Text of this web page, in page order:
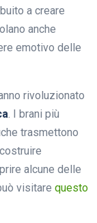
a creare
anche
emotivo delle
rivoluzionato
. I brani più
trasmettono
alcune delle
visitare questo